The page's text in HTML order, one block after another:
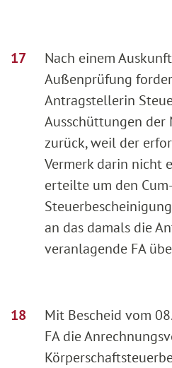
Nach einem
Außenprüfung
Antragstellerin
Ausschüttungen der
zurück, weil der
Vermerk darin nicht
erteilte um den
an das damals die
veranlagende FA
Mit Bescheid vom
FA die